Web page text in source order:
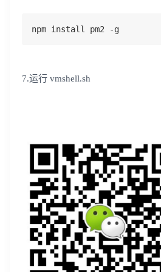
npm install pm2 -g
7.运行 vmshell.sh